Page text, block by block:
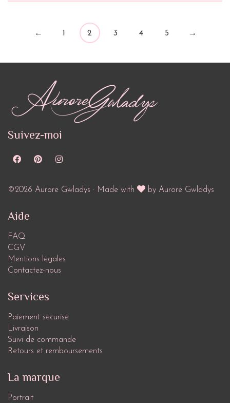
← 1 2 3 4 5 →
Suivez-moi
©2026 Aurore Gwladys · Made with by Aurore Gwladys
Aide
FAQ
CGV
Mentions légales
Contactez-nous
Services
Paiement sécurisé
Livraison
Suivi de commande
Retours et remboursements
La marque
Portrait